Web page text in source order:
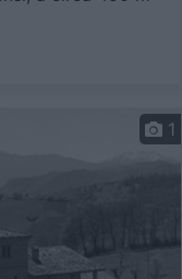
1